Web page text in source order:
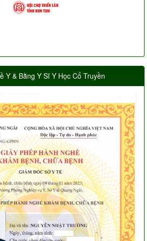
Y & Bằng Y Sĩ Y Học Cổ Truyền